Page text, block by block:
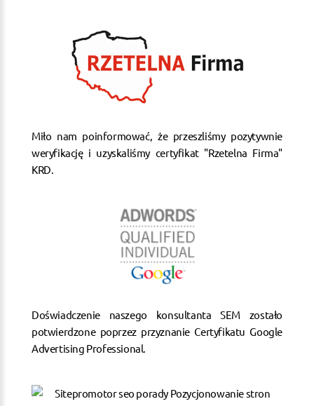
Miło nam poinformować, że przeszliśmy pozytywnie
weryfikację i uzyskaliśmy certyfikat "Rzetelna Firma"
KRD.
Doświadczenie naszego konsultanta SEM zostało
potwierdzone poprzez przyznanie Certyfikatu Google
Advertising Professional.